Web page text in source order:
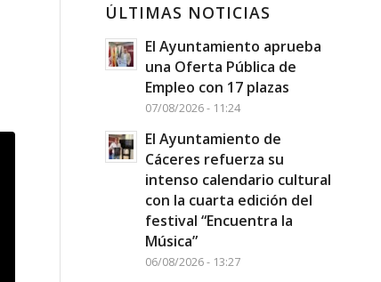
ÚLTIMAS NOTICIAS
El Ayuntamiento aprueba
una Oferta Pública de
Empleo con 17 plazas
07/08/2026 - 11:24
El Ayuntamiento de
Cáceres refuerza su
intenso calendario cultural
con la cuarta edición del
festival “Encuentra la
Música”
06/08/2026 - 13:27